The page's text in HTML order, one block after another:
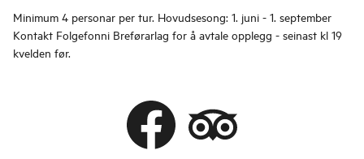
Minimum 4 personar per tur. Hovudsesong: 1. juni - 1. september
Kontakt Folgefonni Breførarlag for å avtale opplegg - seinast kl 19
kvelden før.